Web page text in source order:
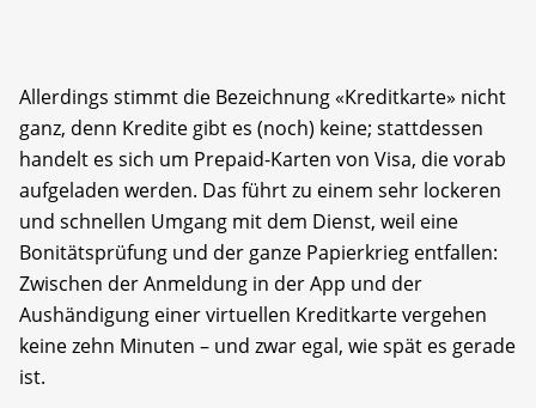
Allerdings stimmt die Bezeichnung «Kreditkarte» nicht
ganz, denn Kredite gibt es (noch) keine; stattdessen
handelt es sich um Prepaid-Karten von Visa, die vorab
aufgeladen werden. Das führt zu einem sehr lockeren
und schnellen Umgang mit dem Dienst, weil eine
Bonitätsprüfung und der ganze Papierkrieg entfallen:
Zwischen der Anmeldung in der App und der
Aushändigung einer virtuellen Kreditkarte vergehen
keine zehn Minuten – und zwar egal, wie spät es gerade
ist.